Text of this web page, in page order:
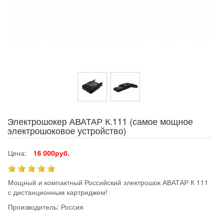
Электрошокер АВАТАР К.111 (самое мощное
электрошоковое устройство)
Цена: 16 000руб.
Мощный и компактный Российский электрошок АВАТАР К 111
с дистанционным картриджем!
Производитель: Россия